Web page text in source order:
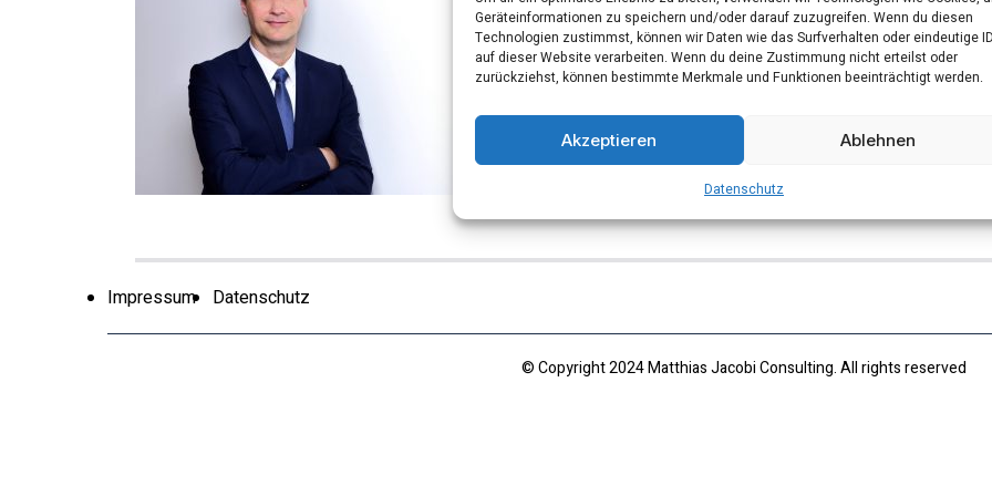
Geräteinformationen zu speichern und/oder darauf zuzugreifen. Wenn du diesen
Technologien zustimmst, können wir Daten wie das Surfverhalten oder eindeutige
auf dieser Website verarbeiten. Wenn du deine Zustimmung nicht erteilst oder
zurückziehst, können bestimmte Merkmale und Funktionen beeinträchtigt werden.
Akzeptieren Ablehnen
Datenschutz
Impressum Datenschutz
© Copyright 2024 Matthias Jacobi Consulting. All rights reserved